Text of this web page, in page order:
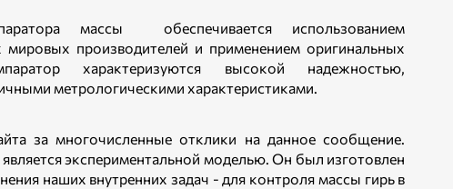
массы обеспечивается использованием
производителей и применением оригинальных
характеризуются высокой надежностью,
метрологическими характеристиками.
за многочисленные отклики на данное сообщение.
экспериментальной моделью. Он был изготовлен
наших внутренних задач - для контроля массы гирь в